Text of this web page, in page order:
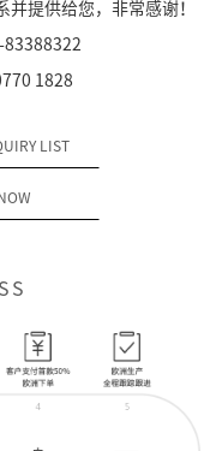
提供给您，非常感谢！
83388322
1828
LIST